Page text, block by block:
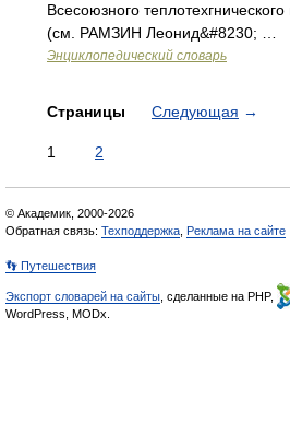
Всесоюзного
(см. РАМЗИН Леонид&#8230; …
Энциклопедический словарь
Страницы Следующая →
1 2
© Академик, 2000-2026
Обратная связь: Техподдержка Реклама на сайте
👣 Путешествия
Экспорт словарей на сайты , сделанные на PHP,
WordPress, MODx.